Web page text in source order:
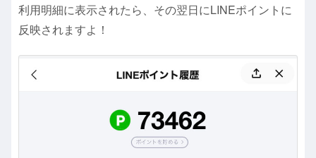
利用明細に表示されたら、その翌日にLINEポイントに
反映されますよ！